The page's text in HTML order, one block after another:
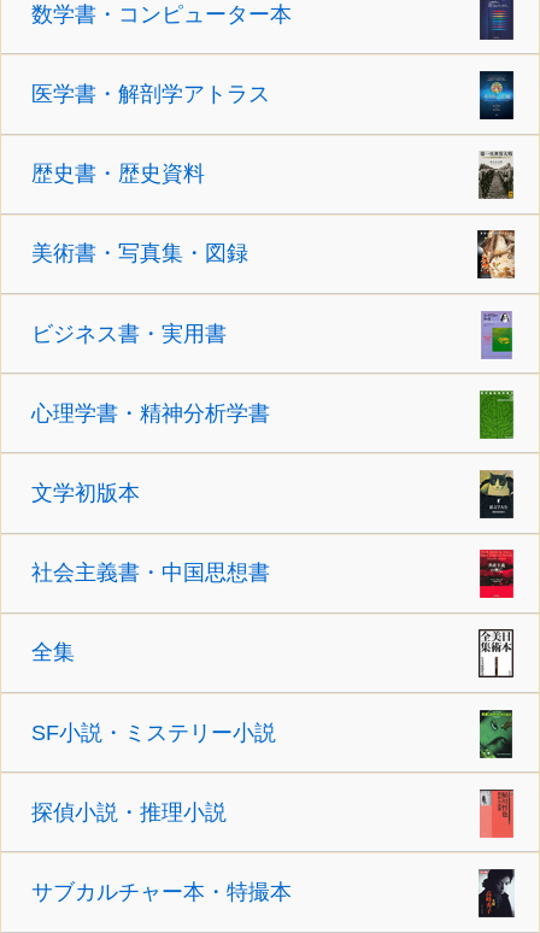
数学書・コンピューター本
医学書・解剖学アトラス
歴史書・歴史資料
美術書・写真集・図録
ビジネス書・実用書
心理学書・精神分析学書
文学初版本
社会主義書・中国思想書
全集
SF小説・ミステリー小説
探偵小説・推理小説
サブカルチャー本・特撮本